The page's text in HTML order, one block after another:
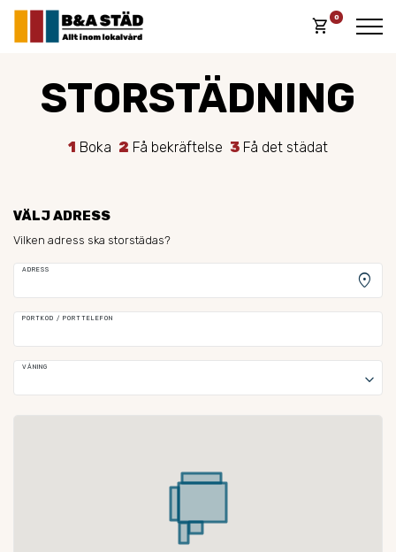
shopping_cart 0
STORSTÄDNING
1 Boka 2 Få bekräftelse 3 Få det städat
VÄLJ ADRESS
Vilken adress ska storstädas?
ADRESS
location_on
PORTKOD / PORTTELEFON
VÅNING
keyboard_arrow_down